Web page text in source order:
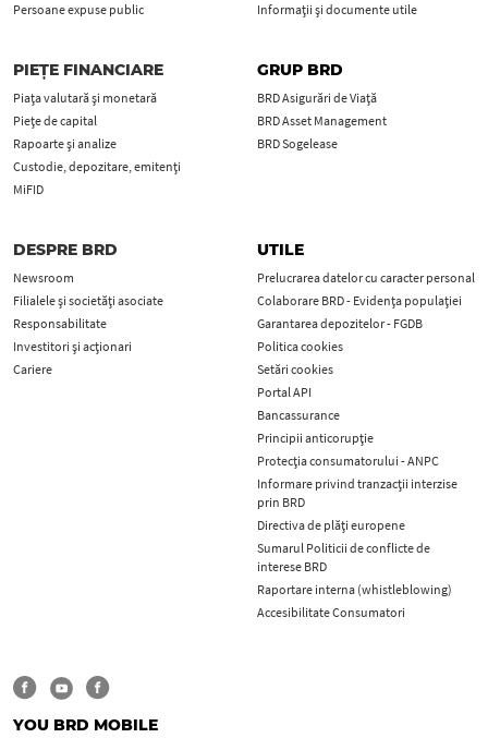
Persoane expuse public
Informații și documente utile
PIEȚE FINANCIARE
Piața valutară și monetară
Piețe de capital
Rapoarte și analize
Custodie, depozitare, emitenți
MiFID
GRUP BRD
BRD Asigurări de Viață
BRD Asset Management
BRD Sogelease
DESPRE BRD
Newsroom
Filialele și societăți asociate
Responsabilitate
Investitori și acționari
Cariere
UTILE
Prelucrarea datelor cu caracter personal
Colaborare BRD - Evidența populației
Garantarea depozitelor - FGDB
Politica cookies
Setări cookies
Portal API
Bancassurance
Principii anticorupţie
Protecţia consumatorului - ANPC
Informare privind tranzacții interzise
prin BRD
Directiva de plăți europene
Sumarul Politicii de conflicte de
interese BRD
Raportare interna (whistleblowing)
Accesibilitate Consumatori
YOU BRD MOBILE